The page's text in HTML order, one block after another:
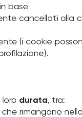
base
cancellati alla
(i cookie
loro durata, tra:
rimangono